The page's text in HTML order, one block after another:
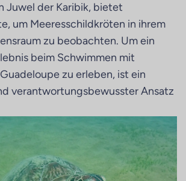
Juwel der Karibik, bietet
um Meeresschildkröten in ihrem
zu beobachten. Um ein
beim Schwimmen mit
zu erleben, ist ein
verantwortungsbewusster Ansatz